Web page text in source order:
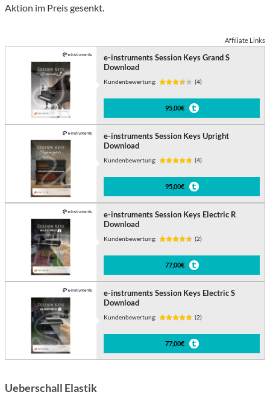
Aktion im Preis gesenkt.
Affiliate Links
e-instruments Session Keys Grand S
Download
Kundenbewertung: (4)
95,00€
e-instruments Session Keys Upright
Download
Kundenbewertung: (4)
95,00€
e-instruments Session Keys Electric R
Download
Kundenbewertung: (2)
77,00€
e-instruments Session Keys Electric S
Download
Kundenbewertung: (2)
77,00€
Ueberschall Elastik